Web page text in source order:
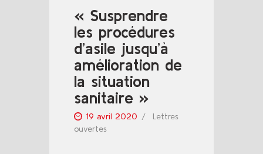
« Susprendre
les procédures
d’asile jusqu’à
amélioration de
la situation
sanitaire »
19 avril 2020
Lettres
ouvertes